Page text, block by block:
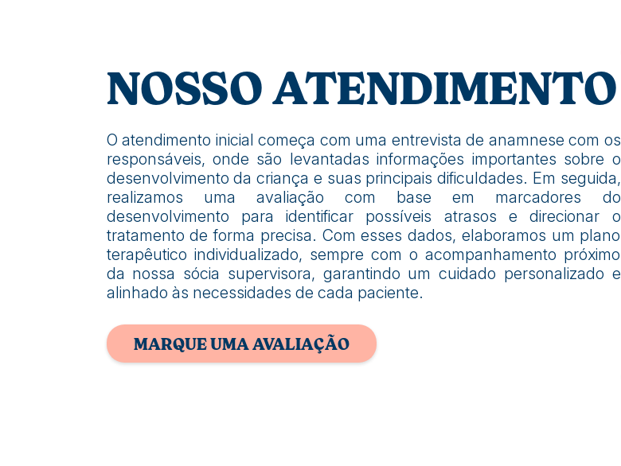
NOSSO ATENDIMENTO
O atendimento inicial começa com uma entrevista de anamnese com os
responsáveis, onde são levantadas informações importantes sobre o
desenvolvimento da criança e suas principais dificuldades. Em seguida,
realizamos uma avaliação com base em marcadores do
desenvolvimento para identificar possíveis atrasos e direcionar o
tratamento de forma precisa. Com esses dados, elaboramos um plano
terapêutico individualizado, sempre com o acompanhamento próximo
da nossa sócia supervisora, garantindo um cuidado personalizado e
alinhado às necessidades de cada paciente.
MARQUE UMA AVALIAÇÃO